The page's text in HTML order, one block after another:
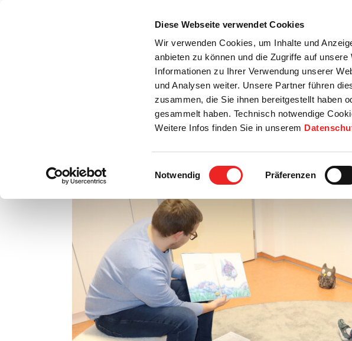
Diese Webseite verwendet Cookies
Wir verwenden Cookies, um Inhalte und
anbieten zu können und die Zugriffe auf
Informationen zu Ihrer Verwendung unserer
und Analysen weiter. Unsere Partner führen
zusammen, die Sie ihnen bereitgestellt haben
gesammelt haben. Technisch notwendige
Weitere Infos finden Sie in unserem
Einwilligungsauswahl
Notwendig Präferenzen
Startseite
Bürgerservice Rats- / Bürgerinfo Wirtschaft /
Bürgermeister liest den Kleinsten vor